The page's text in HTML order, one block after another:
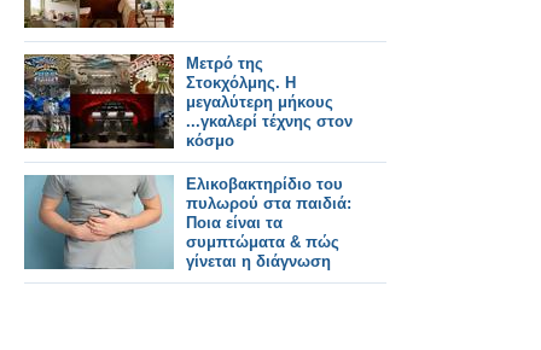
Μετρό της
Στοκχόλμης. Η
μεγαλύτερη μήκους
...γκαλερί τέχνης στον
κόσμο
Ελικοβακτηρίδιο του
πυλωρού στα παιδιά:
Ποια είναι τα
συμπτώματα & πώς
γίνεται η διάγνωση